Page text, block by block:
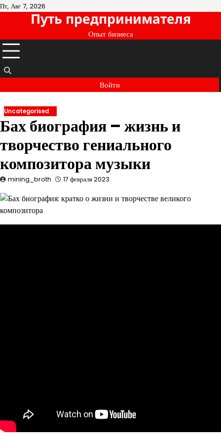
Перейти
содержимому
Пт, Авг 7, 2026
Путь предпринимателя
Опыт бизнеса
Войти
Uncategorised
Бах биография – жизнь и
творчество гениального
композитора музыки
mining_broth 17 февраля 2023